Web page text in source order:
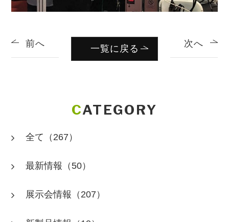
前へ 次へ
一覧に戻る
CATEGORY
全て （267）
最新情報 （50）
展示会情報 （207）